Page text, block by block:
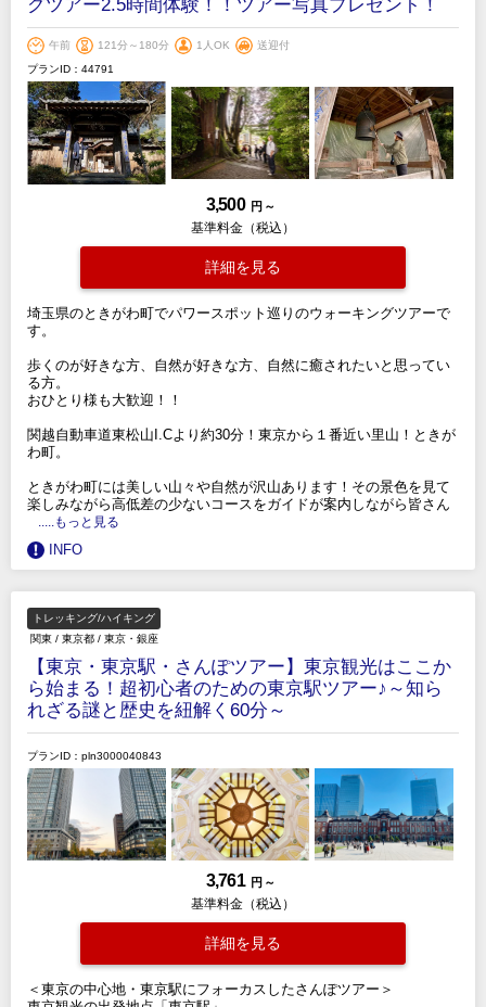
グツアー2.5時間体験！！ツアー写真プレゼント！
午前 121分～180分 1人OK
送迎付
プランID：44791
3,500 円 ～
基準料金（税込）
詳細を見る
埼玉県のときがわ町でパワースポット巡りのウォーキングツアーで
す。
歩くのが好きな方、自然が好きな方、自然に癒されたいと思ってい
る方。
おひとり様も大歓迎！！
関越自動車道東松山I.Cより約30分！東京から１番近い里山！ときが
わ町。
ときがわ町には美しい山々や自然が沢山あります！その景色を見て
楽しみながら高低差の少ないコースをガイドが案内しながら皆さん
.....もっと見る
INFO
トレッキング/ハイキング
関東 / 東京都 / 東京・銀座
【東京・東京駅・さんぽツアー】東京観光はここか
ら始まる！超初心者のための東京駅ツアー♪～知ら
れざる謎と歴史を紐解く60分～
プランID：pln3000040843
3,761 円 ～
基準料金（税込）
詳細を見る
＜東京の中心地・東京駅にフォーカスしたさんぽツアー＞